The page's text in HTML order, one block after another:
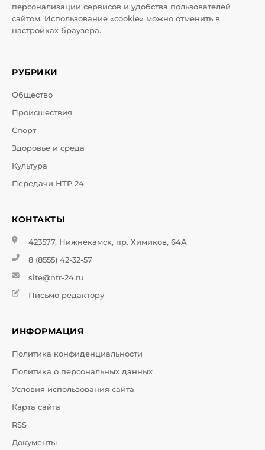
персонализации сервисов и удобства пользователей
сайтом. Использование «cookie» можно отменить в
настройках браузера.
РУБРИКИ
Общество
Происшествия
Спорт
Здоровье и среда
Культура
Передачи НТР 24
КОНТАКТЫ
423577, Нижнекамск, пр. Химиков, 64А
8 (8555) 42-32-57
site@ntr-24.ru
Письмо редактору
ИНФОРМАЦИЯ
Политика конфиденциальности
Политика о персональных данных
Условия использования сайта
Карта сайта
RSS
Документы